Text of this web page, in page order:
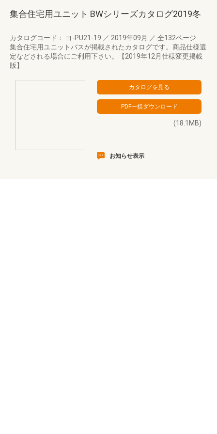
集合住宅用ユニット BWシリーズカタログ2019冬
カタログコード： ヨ-PU21-19 ／ 2019年09月 ／ 全132ページ
集合住宅用ユニットバスが掲載されたカタログです。商品仕様選
定などされる場合にご利用下さい。【2019年12月仕様変更掲載
版】
(18.1MB)
お知らせ表示